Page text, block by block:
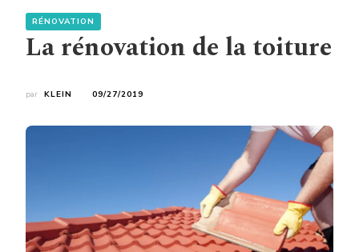
RÉNOVATION
La rénovation de la toiture
par KLEIN 09/27/2019